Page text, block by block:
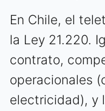
En Chile, el
la Ley 21.220.
contrato,
operacionales
electricidad), y